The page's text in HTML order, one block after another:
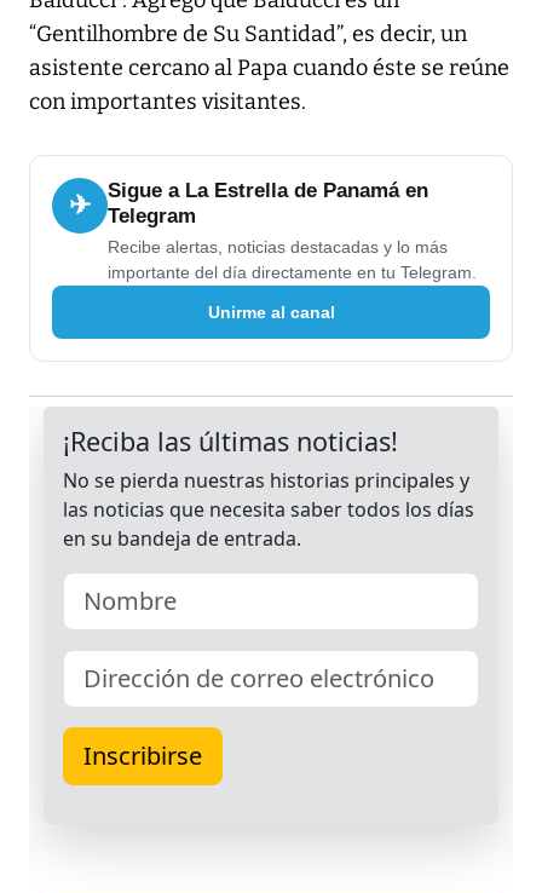
“Gentilhombre de Su Santidad”, es decir, un
asistente cercano al Papa cuando éste se reúne
con importantes visitantes.
✈
Sigue a La Estrella de Panamá en
Telegram
Recibe alertas, noticias destacadas y lo más
importante del día directamente en tu Telegram.
Unirme al canal